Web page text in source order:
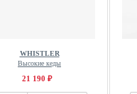
WHISTLER
Высокие кеды
21 190 ₽